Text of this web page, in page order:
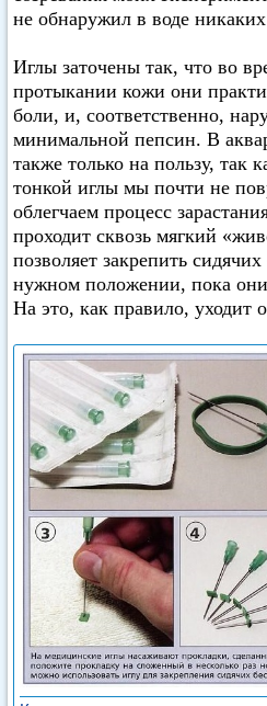
не обнаружил в воде
Иглы заточены так, что во
протыкании кожи они
боли, и, соответственно,
минимальной пепсин. В
также только на пользу, так
тонкой иглы мы почти не
облегчаем процесс
проходит сквозь мягкий
позволяет закрепить
нужном положении, пока
На это, как правило, уходит